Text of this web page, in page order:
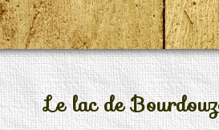
Le lac de